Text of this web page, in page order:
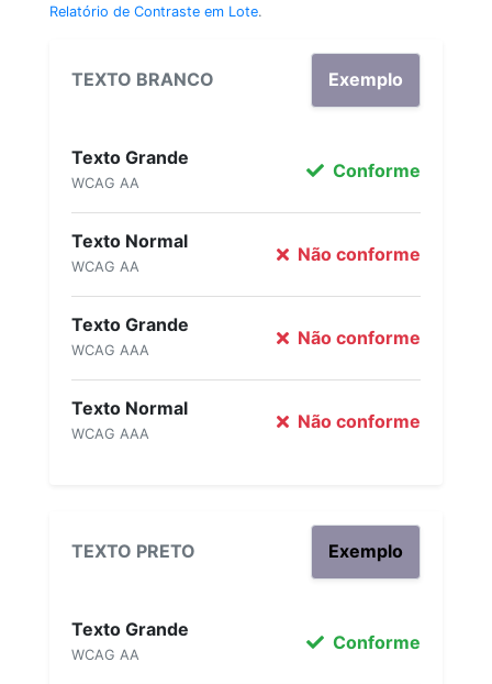
Relatório de Contraste em Lote.
TEXTO BRANCO Exemplo
Texto Grande
WCAG AA
Conforme
Texto Normal
WCAG AA
Não conforme
Texto Grande
WCAG AAA
Não conforme
Texto Normal
WCAG AAA
Não conforme
TEXTO PRETO Exemplo
Texto Grande
WCAG AA
Conforme